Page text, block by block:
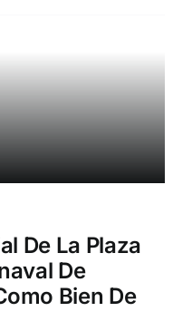
De La Plaza
De
Bien De